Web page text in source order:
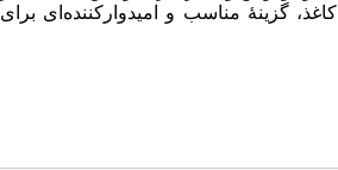
ضد قارچی و میکروبی بالا و همچنین عدم مشاهدۀ اثرات نامطلوب آن بر ویژگی‌های فیزیکی و pH کاغذ، گزینۀ مناسب‌ و امیدوار‌کننده‌ای برای